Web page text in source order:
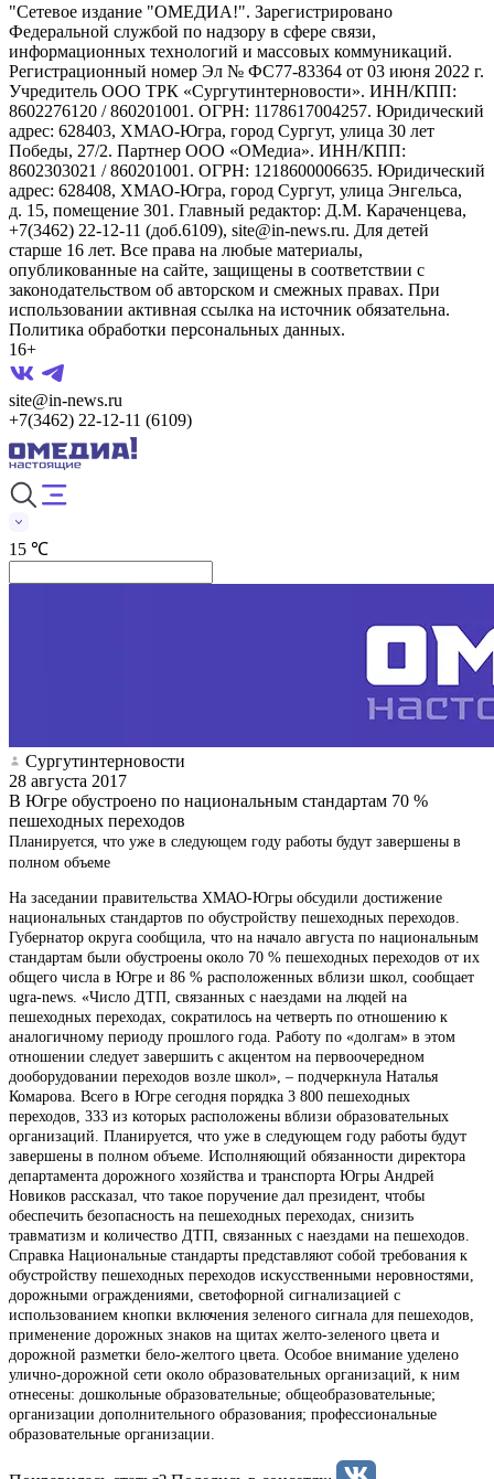
"Сетевое издание "ОМЕДИА!". Зарегистрировано
Федеральной службой по надзору в сфере связи,
информационных технологий и массовых коммуникаций.
Регистрационный номер Эл № ФС77-83364 от 03 июня 2022 г.
Учредитель ООО ТРК «Сургутинтерновости». ИНН/КПП:
8602276120 / 860201001. ОГРН: 1178617004257. Юридический
адрес: 628403, ХМАО-Югра, город Сургут, улица 30 лет
Победы, 27/2. Партнер ООО «ОМедиа». ИНН/КПП:
8602303021 / 860201001. ОГРН: 1218600006635. Юридический
адрес: 628408, ХМАО-Югра, город Сургут, улица Энгельса,
д. 15, помещение 301. Главный редактор: Д.М. Караченцева,
+7(3462) 22-12-11 (доб.6109), site@in-news.ru. Для детей
старше 16 лет. Все права на любые материалы,
опубликованные на сайте, защищены в соответствии с
законодательством об авторском и смежных правах. При
использовании активная ссылка на источник обязательна.
Политика обработки персональных данных.
16+
site@in-news.ru
+7(3462) 22-12-11 (6109)
15 ℃
Сургутинтерновости
28 августа 2017
В Югре обустроено по национальным стандартам 70 %
пешеходных переходов
Планируется, что уже в следующем году работы будут завершены в
полном объеме
На заседании правительства ХМАО-Югры обсудили достижение
национальных стандартов по обустройству пешеходных переходов.
Губернатор округа сообщила, что на начало августа по национальным
стандартам были обустроены около 70 % пешеходных переходов от их
общего числа в Югре и 86 % расположенных вблизи школ, сообщает
ugra-news. «Число ДТП, связанных с наездами на людей на
пешеходных переходах, сократилось на четверть по отношению к
аналогичному периоду прошлого года. Работу по «долгам» в этом
отношении следует завершить с акцентом на первоочередном
дооборудовании переходов возле школ», – подчеркнула Наталья
Комарова. Всего в Югре сегодня порядка 3 800 пешеходных
переходов, 333 из которых расположены вблизи образовательных
организаций. Планируется, что уже в следующем году работы будут
завершены в полном объеме. Исполняющий обязанности директора
департамента дорожного хозяйства и транспорта Югры Андрей
Новиков рассказал, что такое поручение дал президент, чтобы
обеспечить безопасность на пешеходных переходах, снизить
травматизм и количество ДТП, связанных с наездами на пешеходов.
Справка Национальные стандарты представляют собой требования к
обустройству пешеходных переходов искусственными неровностями,
дорожными ограждениями, светофорной сигнализацией с
использованием кнопки включения зеленого сигнала для пешеходов,
применение дорожных знаков на щитах желто-зеленого цвета и
дорожной разметки бело-желтого цвета. Особое внимание уделено
улично-дорожной сети около образовательных организаций, к ним
отнесены: дошкольные образовательные; общеобразовательные;
организации дополнительного образования; профессиональные
образовательные организации.